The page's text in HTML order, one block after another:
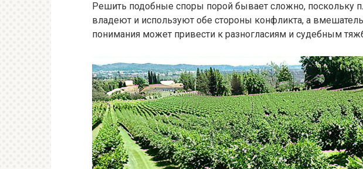
Решить подобные споры порой бывает сложно, поскольку
владеют и используют обе стороны конфликта, а
понимания может привести к разногласиям и судебным